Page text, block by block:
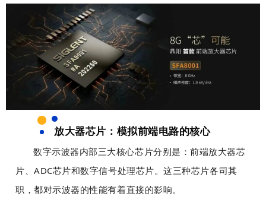
。
。
完
美
对
齐
背
景
图
和
文
字
，
以
用
对
齐
背
景
和
文
字
，
以
放大器芯片：模拟前端电路的核心
数字示波器内部三大核心芯片分别是：前端放大器芯
片、ADC芯片和数字信号处理芯片。这三种芯片各司其
职，都对示波器的性能有着直接的影响。